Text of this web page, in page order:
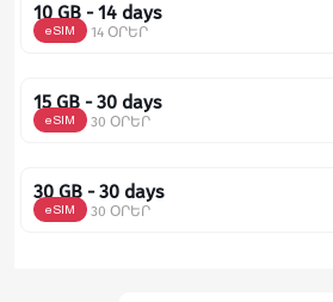
10 GB - 14 days
eSIM 14 ՕՐԵՐ
15 GB - 30 days
eSIM 30 ՕՐԵՐ
30 GB - 30 days
eSIM 30 ՕՐԵՐ